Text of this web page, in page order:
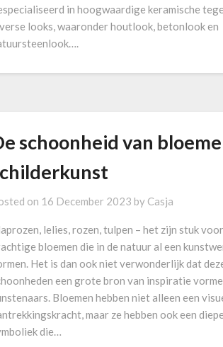
in hoogwaardige keramische
looks, waaronder houtlook, betonlook en
schoonheid van
on 16 December 2023 by Casja
lelies, rozen, tulpen – het zijn stuk
bloemen die in de natuur al een
Het is dan ook niet verwonderlijk dat
een grote bron van inspiratie
Bloemen hebben niet alleen een
maar ze hebben ook een
die…